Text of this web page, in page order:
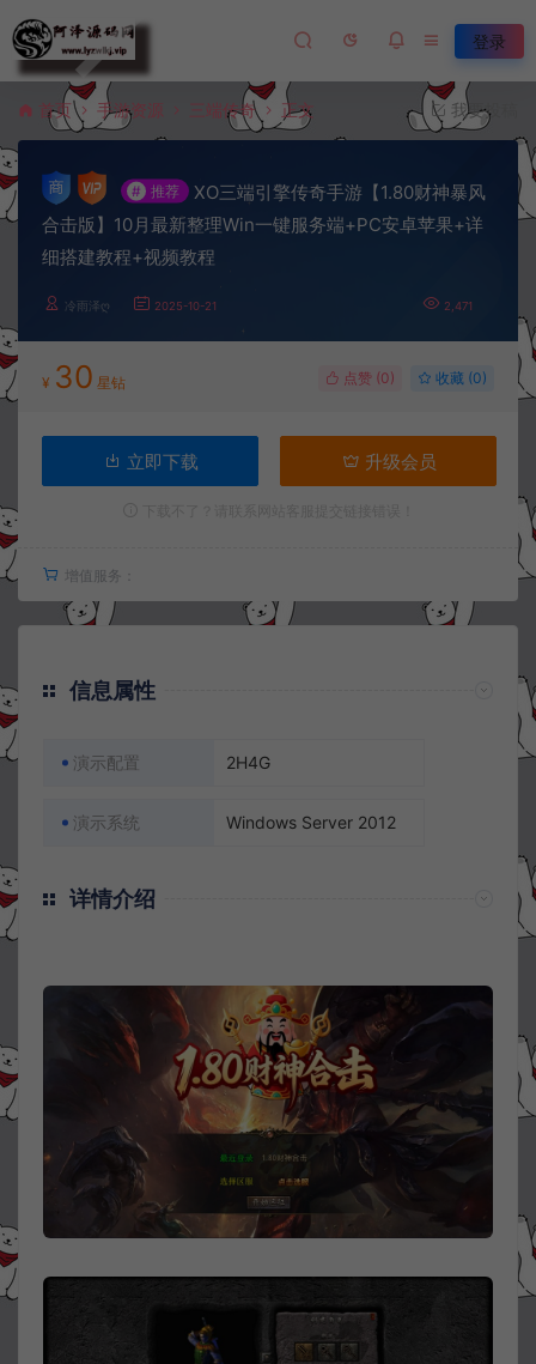
登录
首页 手游资源 三端传奇 正文 我要投稿
# 推荐
XO三端引擎传奇手游【1.80财神暴风
合击版】10月最新整理Win一键服务端+PC安卓苹果+详
细搭建教程+视频教程
冷雨泽ღ 2025-10-21 2,471
¥ 30 星钻 点赞 (0) 收藏 (0)
立即下载 升级会员
增值服务：
信息属性
演示配置 2H4G
演示系统 Windows Server 2012
详情介绍